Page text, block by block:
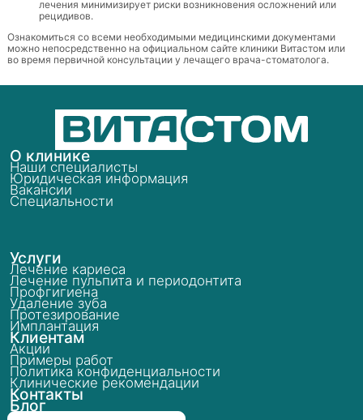
лечения минимизирует риски возникновения осложнений или
рецидивов.
Ознакомиться со всеми необходимыми медицинскими документами
можно непосредственно на официальном сайте клиники Витастом или
во время первичной консультации у лечащего врача-стоматолога.
О клинике
Наши специалисты
Юридическая информация
Вакансии
Специальности
Услуги
Лечение кариеса
Лечение пульпита и периодонтита
Профгигиена
Удаление зуба
Протезирование
Имплантация
Клиентам
Акции
Примеры работ
Политика конфиденциальности
Клинические рекомендации
Контакты
Блог